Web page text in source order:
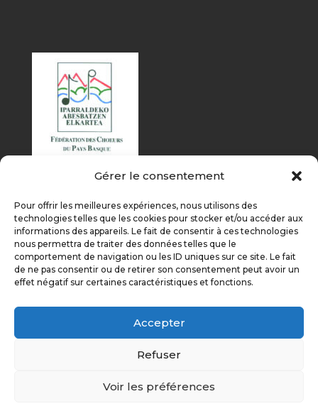
Gérer le consentement
Pour offrir les meilleures expériences, nous utilisons des
technologies telles que les cookies pour stocker et/ou accéder aux
informations des appareils. Le fait de consentir à ces technologies
nous permettra de traiter des données telles que le
comportement de navigation ou les ID uniques sur ce site. Le fait
de ne pas consentir ou de retirer son consentement peut avoir un
effet négatif sur certaines caractéristiques et fonctions.
Accepter
Refuser
Voir les préférences
Éditions précédentes
On parle de nous